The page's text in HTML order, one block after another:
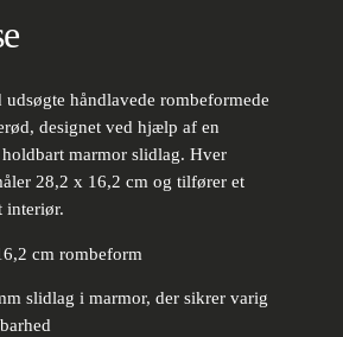
håndlavede rombeformede
designet ved hjælp af en
marmor slidlag. Hver
28,2 x 16,2 cm og tilfører et
interiør.
cm rombeform
slidlag i marmor, der sikrer varig